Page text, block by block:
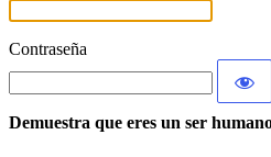
Contraseña
Demuestra que eres un ser